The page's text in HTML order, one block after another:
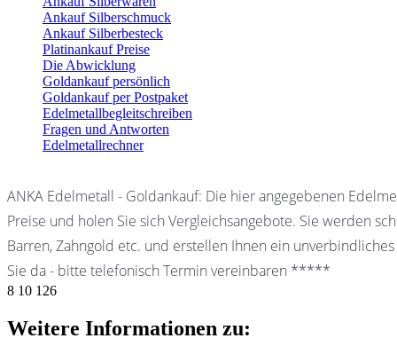
Ankauf Silberschmuck
Ankauf Silberbesteck
Platinankauf Preise
Die Abwicklung
Goldankauf persönlich
Goldankauf per Postpaket
Edelmetallbegleitschreiben
Fragen und Antworten
Edelmetallrechner
ANKA Edelmetall - Goldankauf: Die hier angegebenen
Preise und holen Sie sich Vergleichsangebote. Sie werden
Barren, Zahngold etc. und erstellen Ihnen ein
Sie da - bitte telefonisch Termin vereinbaren *****
8 10 126
Weitere Informationen zu: